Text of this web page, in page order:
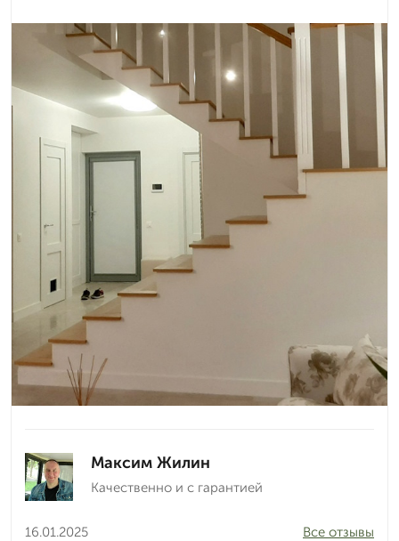
Максим Жилин
Качественно и с гарантией
16.01.2025
Все отзывы